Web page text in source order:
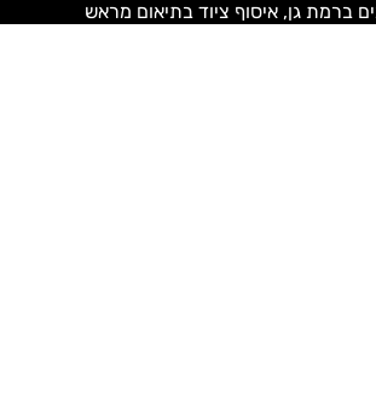
ברמת גן, איסוף ציוד בתיאום מראש